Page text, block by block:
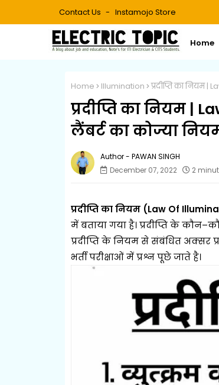
Contact Us Instamojo Store
Home
Home Illumination प्रदीप्ति का नियम |
प्रदीप्ति का नियम |
लैंबर्ट का कोज्या
PAWAN SINGH
December 07, 2022
2
प्रदीप्ति का नियम (Law Of
में बताया गया है। प्रदीप्ति के
प्रदीप्ति के नियम से संबंधित अक्सर
भर्ती परीक्षाओं में प्रश्न पूछे जाते है।